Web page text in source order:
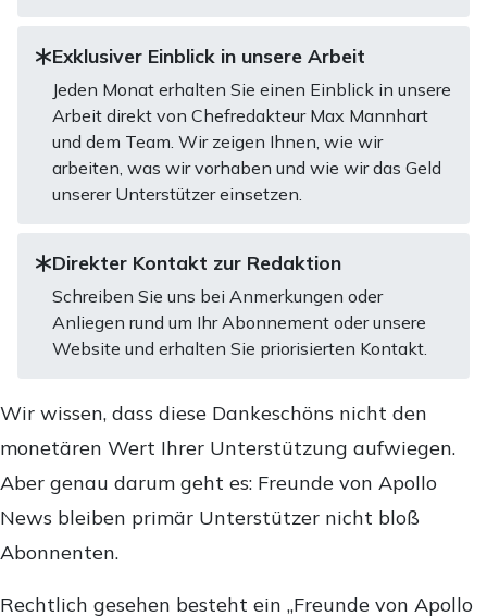
Exklusiver Einblick in unsere Arbeit
Jeden Monat erhalten Sie einen Einblick in unsere
Arbeit direkt von Chefredakteur Max Mannhart
und dem Team. Wir zeigen Ihnen, wie wir
arbeiten, was wir vorhaben und wie wir das Geld
unserer Unterstützer einsetzen.
Direkter Kontakt zur Redaktion
Schreiben Sie uns bei Anmerkungen oder
Anliegen rund um Ihr Abonnement oder unsere
Website und erhalten Sie priorisierten Kontakt.
Wir wissen, dass diese Dankeschöns nicht den
monetären Wert Ihrer Unterstützung aufwiegen.
Aber genau darum geht es: Freunde von Apollo
News bleiben primär Unterstützer nicht bloß
Abonnenten.
Rechtlich gesehen besteht ein „Freunde von Apollo